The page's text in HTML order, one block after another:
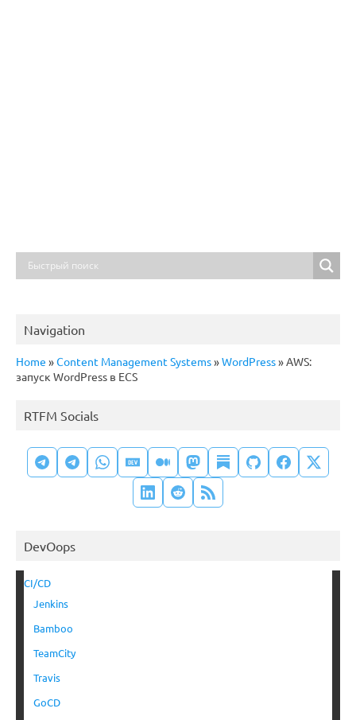
Navigation
Home »Content Management Systems»WordPress»AWS:
запуск WordPress в ECS
RTFM Socials
DevOops
CI/CD
Jenkins
Bamboo
TeamCity
Travis
GoCD